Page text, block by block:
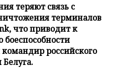
теряют связь с
терминалов
что приводит к
российского